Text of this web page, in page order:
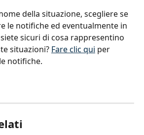
della situazione, scegliere se
le notifiche ed eventualmente in
sicuri di cosa rappresentino
situazioni? Fare clic qui per
notifiche.